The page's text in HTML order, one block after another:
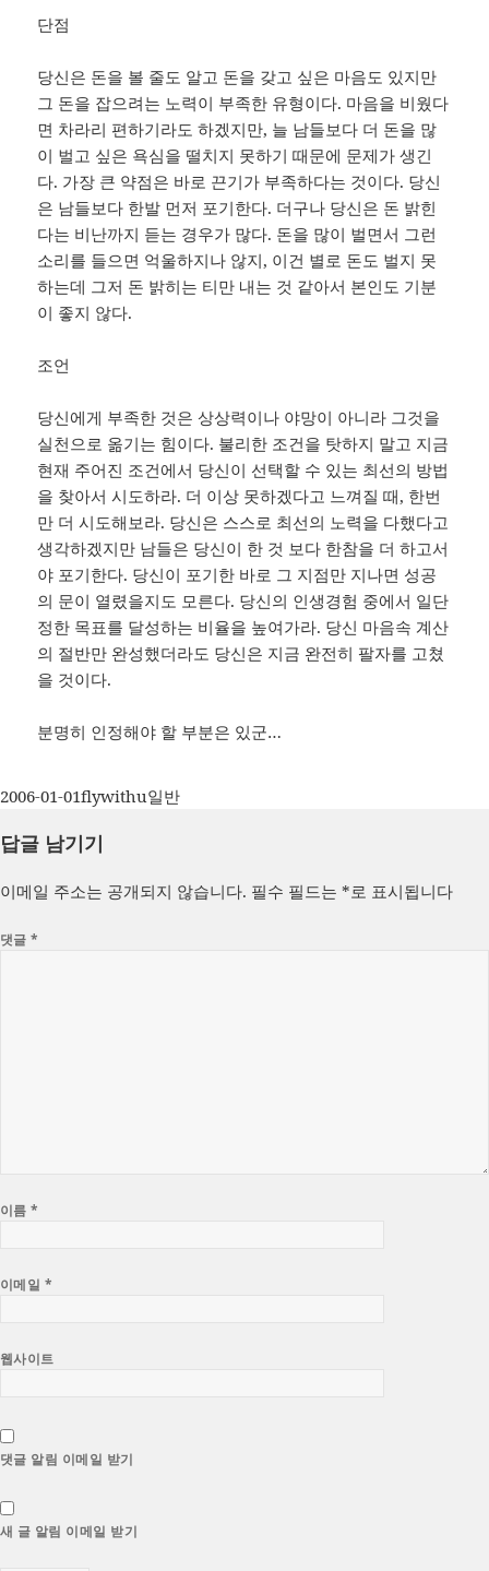
단점
당신은 돈을 볼 줄도 알고 돈을 갖고 싶은 마음도 있지만
그 돈을 잡으려는 노력이 부족한 유형이다. 마음을 비웠다
면 차라리 편하기라도 하겠지만, 늘 남들보다 더 돈을 많
이 벌고 싶은 욕심을 떨치지 못하기 때문에 문제가 생긴
다. 가장 큰 약점은 바로 끈기가 부족하다는 것이다. 당신
은 남들보다 한발 먼저 포기한다. 더구나 당신은 돈 밝힌
다는 비난까지 듣는 경우가 많다. 돈을 많이 벌면서 그런
소리를 들으면 억울하지나 않지, 이건 별로 돈도 벌지 못
하는데 그저 돈 밝히는 티만 내는 것 같아서 본인도 기분
이 좋지 않다.
조언
당신에게 부족한 것은 상상력이나 야망이 아니라 그것을
실천으로 옮기는 힘이다. 불리한 조건을 탓하지 말고 지금
현재 주어진 조건에서 당신이 선택할 수 있는 최선의 방법
을 찾아서 시도하라. 더 이상 못하겠다고 느껴질 때, 한번
만 더 시도해보라. 당신은 스스로 최선의 노력을 다했다고
생각하겠지만 남들은 당신이 한 것 보다 한참을 더 하고서
야 포기한다. 당신이 포기한 바로 그 지점만 지나면 성공
의 문이 열렸을지도 모른다. 당신의 인생경험 중에서 일단
정한 목표를 달성하는 비율을 높여가라. 당신 마음속 계산
의 절반만 완성했더라도 당신은 지금 완전히 팔자를 고쳤
을 것이다.
분명히 인정해야 할 부분은 있군…
작
일
2006-01-01글
이
flywithu카
일반
답글 남기기
이메일 주소는 공개되지 않습니다. 필수 필드는 *로 표시됩니다
댓글*
이름*
이메일 *
웹사이트
댓글 알림 이메일 받기
새 글 알림 이메일 받기